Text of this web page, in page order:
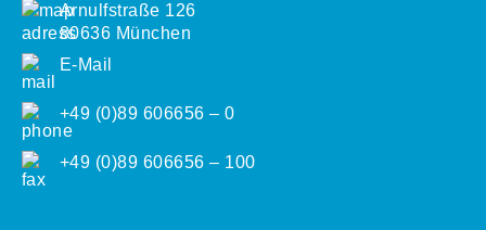
Arnulfstraße 126
80636 München
E-Mail
+49 (0)89 606656 – 0
+49 (0)89 606656 – 100